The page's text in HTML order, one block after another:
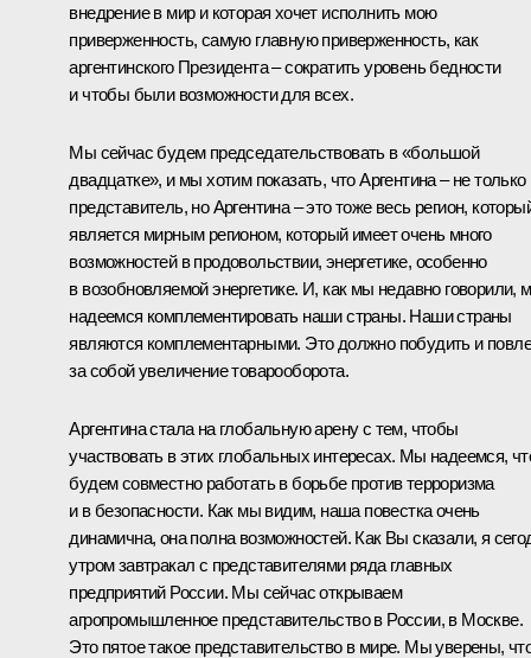
внедрение в мир и которая хочет исполнить мою
приверженность, самую главную приверженность, как
аргентинского Президента – сократить уровень бедности
и чтобы были возможности для всех.
Мы сейчас будем председательствовать в «большой
двадцатке», и мы хотим показать, что Аргентина – не только
представитель, но Аргентина – это тоже весь регион,
является мирным регионом, который имеет очень много
возможностей в продовольствии, энергетике, особенно
в возобновляемой энергетике. И, как мы недавно говорили,
надеемся комплементировать наши страны. Наши страны
являются комплементарными. Это должно побудить и
за собой увеличение товарооборота.
Аргентина стала на глобальную арену с тем, чтобы
участвовать в этих глобальных интересах. Мы надеемся,
будем совместно работать в борьбе против терроризма
и в безопасности. Как мы видим, наша повестка очень
динамична, она полна возможностей. Как Вы сказали, я
утром завтракал с представителями ряда главных
предприятий России. Мы сейчас открываем
агропромышленное представительство в России, в Москве.
Это пятое такое представительство в мире. Мы уверены,